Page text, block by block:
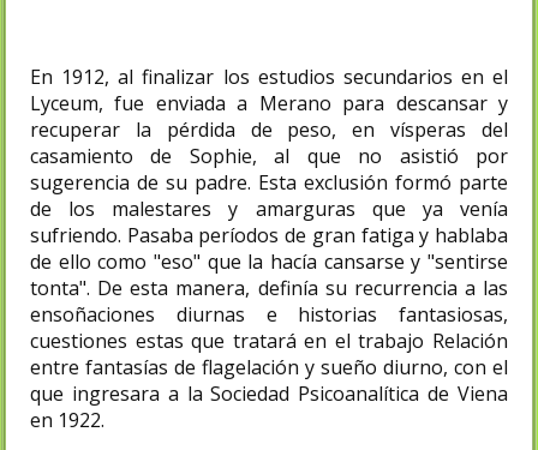
En 1912, al finalizar los estudios secundarios en el
Lyceum, fue enviada a Merano para descansar y
recuperar la pérdida de peso, en vísperas del
casamiento de Sophie, al que no asistió por
sugerencia de su padre. Esta exclusión formó parte
de los malestares y amarguras que ya venía
sufriendo. Pasaba períodos de gran fatiga y hablaba
de ello como "eso" que la hacía cansarse y "sentirse
tonta". De esta manera, definía su recurrencia a las
ensoñaciones diurnas e historias fantasiosas,
cuestiones estas que tratará en el trabajo Relación
entre fantasías de flagelación y sueño diurno, con el
que ingresara a la Sociedad Psicoanalítica de Viena
en 1922.